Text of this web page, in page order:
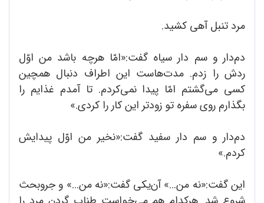
مرد تنبل آهی کشید.
دم‌دار و سم دار سیاه گفت:«امّا هرچه باشد من اوّل
ردش را زدم. مدت‌هاست این اطراف دنبال همچین
کسی می‌گشتم امّا پیدا نمی‌کردم. تا آمدم غذایم را
بگذارم روی سفره تو زودتر این کار را کردی.»
دم‌دار و سم دار سفید گفت:«نخیر من اوّل پیدایش
کردم.»
این گفت:«نه من...» آن‌یکی گفت:«نه من...» و جروبحث